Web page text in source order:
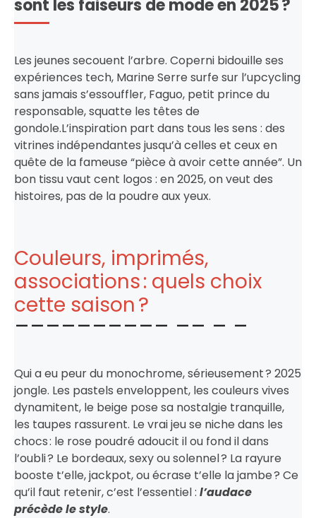
sont les faiseurs de mode en 2025 ?
Les jeunes secouent l’arbre. Coperni bidouille ses
expériences tech, Marine Serre surfe sur l’upcycling
sans jamais s’essouffler, Faguo, petit prince du
responsable, squatte les têtes de
gondole.L’inspiration part dans tous les sens : des
vitrines indépendantes jusqu’à celles et ceux en
quête de la fameuse “pièce à avoir cette année”. Un
bon tissu vaut cent logos : en 2025, on veut des
histoires, pas de la poudre aux yeux.
Couleurs, imprimés,
associations : quels choix
cette saison ?
Qui a eu peur du monochrome, sérieusement ? 2025
jongle. Les pastels enveloppent, les couleurs vives
dynamitent, le beige pose sa nostalgie tranquille,
les taupes rassurent. Le vrai jeu se niche dans les
chocs : le rose poudré adoucit il ou fond il dans
l’oubli ? Le bordeaux, sexy ou solennel ? La rayure
booste t’elle, jackpot, ou écrase t’elle la jambe ? Ce
qu’il faut retenir, c’est l’essentiel : l’audace
précède le style.